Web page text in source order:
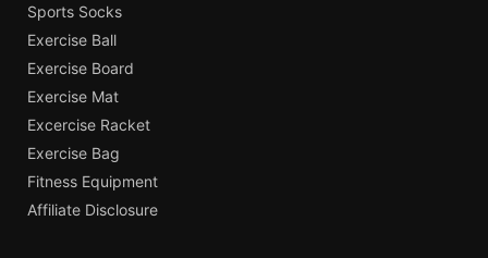
Sports Socks
Exercise Ball
Exercise Board
Exercise Mat
Excercise Racket
Exercise Bag
Fitness Equipment
Affiliate Disclosure